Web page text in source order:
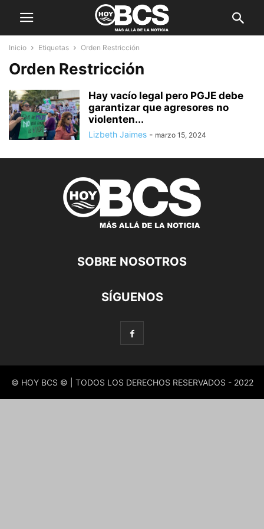
Inicio Etiquetas Orden Restricción
Orden Restricción
Hay vacío legal pero PGJE debe
garantizar que agresores no
violenten...
Lizbeth Jaimes - marzo 15, 2024
SOBRE NOSOTROS
SÍGUENOS
© HOY BCS © | TODOS LOS DERECHOS RESERVADOS - 2022